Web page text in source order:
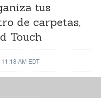
tus
de carpetas,
Touch
AM EDT